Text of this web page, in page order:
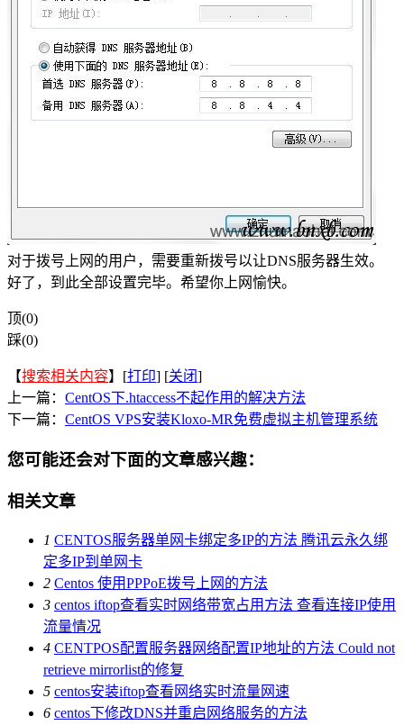
对于拨号上网的用户，需要重新拨号以让DNS服务器生效。
好了，到此全部设置完毕。希望你上网愉快。
顶(0)
踩(0)
【搜索相关内容】[打印] [关闭]
上一篇： CentOS下.htaccess不起作用的解决方法
下一篇： CentOS VPS安装Kloxo-MR免费虚拟主机管理系统
您可能还会对下面的文章感兴趣：
相关文章
1 CENTOS服务器单网卡绑定多IP的方法 腾讯云永久绑
定多IP到单网卡
2 Centos 使用PPPoE拨号上网的方法
3 centos iftop查看实时网络带宽占用方法 查看连接IP使用
流量情况
4 CENTPOS配置服务器网络配置IP地址的方法 Could not
retrieve mirrorlist的修复
5 centos安装iftop查看网络实时流量网速
6 centos下修改DNS并重启网络服务的方法